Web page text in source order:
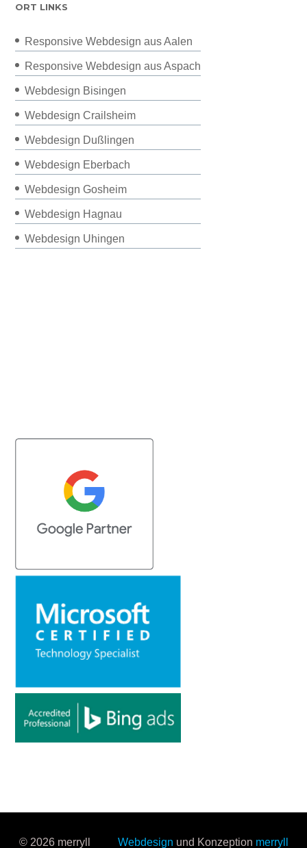
ORT LINKS
Responsive Webdesign aus Aalen
Responsive Webdesign aus Aspach
Webdesign Bisingen
Webdesign Crailsheim
Webdesign Dußlingen
Webdesign Eberbach
Webdesign Gosheim
Webdesign Hagnau
Webdesign Uhingen
© 2026 merryll Webdesign und Konzeption merryll